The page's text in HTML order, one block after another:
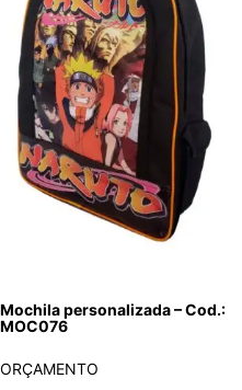
Mochila personalizada – Cod.:
MOC076
ORÇAMENTO